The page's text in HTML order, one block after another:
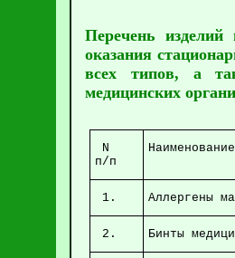
Перечень изделий
оказания
всех типов, а
медицинских
N
п/п
1.
2. Бинты